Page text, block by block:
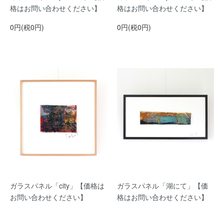
格はお問い合わせください】
0円(税0円)
格はお問い合わせください】
0円(税0円)
ガラスパネル「city」【価格は
お問い合わせください】
ガラスパネル「湖にて」【価
格はお問い合わせください】